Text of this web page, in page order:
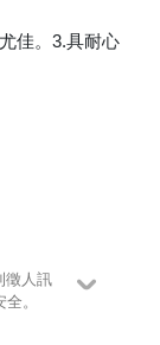
佳。3.具耐心
徵人訊
。